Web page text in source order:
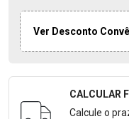
Ver Desconto
Formulário para
CALCULAR
Calcule o